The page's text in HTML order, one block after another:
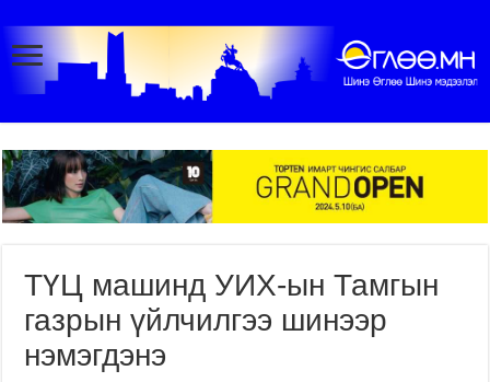
ТҮЦ машинд УИХ-ын Тамгын
газрын үйлчилгээ шинээр
нэмэгдэнэ